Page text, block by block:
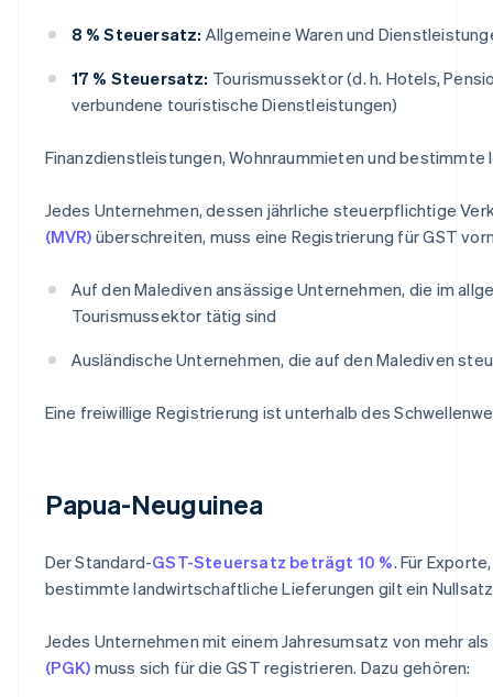
8 % Steuersatz: Allgemeine Waren und
17 % Steuersatz: Tourismussektor (d. h. Hotels,
verbundene touristische Dienstleistungen)
Finanzdienstleistungen, Wohnraummieten und
Jedes Unternehmen, dessen jährliche steuerpflichtige
(MVR) überschreiten, muss eine Registrierung für GST
Auf den Malediven ansässige Unternehmen, die im
Tourismussektor tätig sind
Ausländische Unternehmen, die auf den Malediven
Eine freiwillige Registrierung ist unterhalb des
Papua-Neuguinea
Der Standard-GST-Steuersatz beträgt 10 %. Für
bestimmte landwirtschaftliche Lieferungen gilt ein
Jedes Unternehmen mit einem Jahresumsatz von mehr als
(PGK) muss sich für die GST registrieren. Dazu gehören: